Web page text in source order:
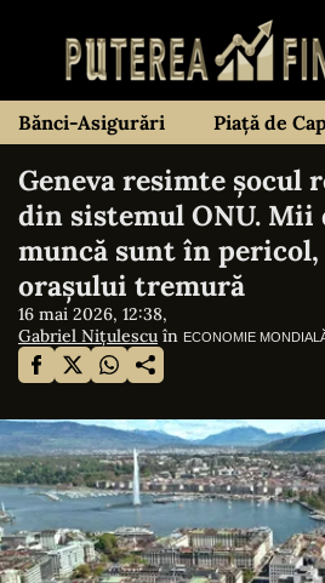
Bănci-Asigurări Piață de
Geneva resimte șocul
din sistemul ONU. Mii
muncă sunt în
orașului tremură
16 mai 2026, 12:38,
Gabriel Nițulescu în ECONOMIE